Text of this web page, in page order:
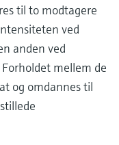
til to modtagere
ved
anden ved
mellem de
og omdannes til